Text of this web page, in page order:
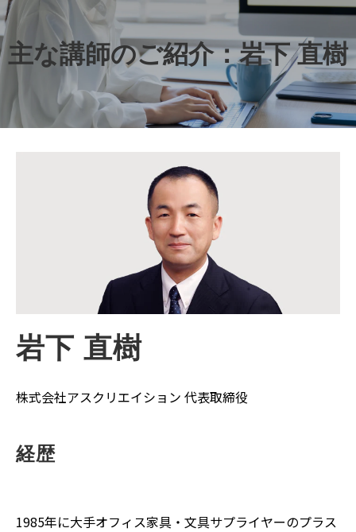
主な講師のご紹介：岩下 直樹
岩下 直樹
株式会社アスクリエイション 代表取締役
経歴
1985年に大手オフィス家具・文具サプライヤーのプラス